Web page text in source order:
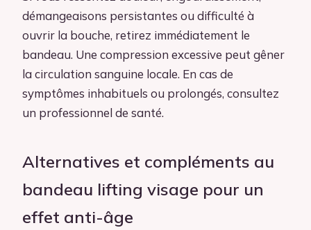
démangeaisons persistantes ou difficulté à
ouvrir la bouche, retirez immédiatement le
bandeau. Une compression excessive peut gêner
la circulation sanguine locale. En cas de
symptômes inhabituels ou prolongés, consultez
un professionnel de santé.
Alternatives et compléments au
bandeau lifting visage pour un
effet anti-âge